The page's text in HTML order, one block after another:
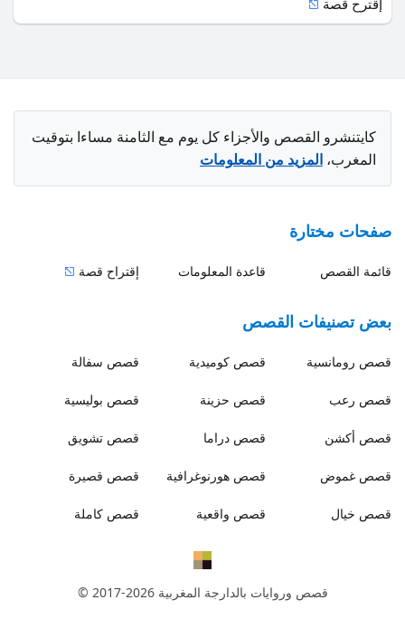
إقترح قصة
كايتنشرو القصص والأجزاء كل يوم مع الثامنة مساءا بتوقيت
المغرب، المزيد من المعلومات
صفحات مختارة
قائمة القصص قاعدة المعلومات إقتراح قصة
بعض تصنيفات القصص
قصص رومانسية قصص كوميدية قصص سفالة
قصص رعب قصص حزينة قصص بوليسية
قصص أكشن قصص دراما قصص تشويق
قصص غموض قصص هورنوغرافية قصص قصيرة
قصص خيال قصص واقعية قصص كاملة
قصص وروايات بالدارجة المغربية© 2017-2026